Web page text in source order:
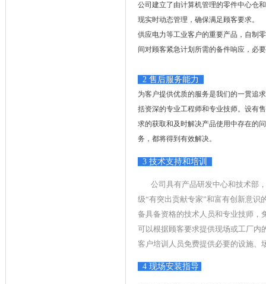
公司建立了由计算机管理的零件中心仓
现实时动态管理，确保满足顾客要求。
供应电力等工业客户的重要产品，自制
间对顾客紧急计划所需的备件响应，必
2 售后服务能力
为客户提供优质的服务是我们的一贯追
括资深的专业工程师和专业技师。设有
求的获取和及时解决产品使用中存在的
务，都将得到有效解决。
3 技术支持和培训
公司具有产品研发中心和技术部，
级“有突出贡献专家”和富有创新意识
备具备资格的技术人员和专业技师，
可以根据顾客要求提供现场或工厂内
客户培训人员免费提供必要的设施、
4 现场安装指导